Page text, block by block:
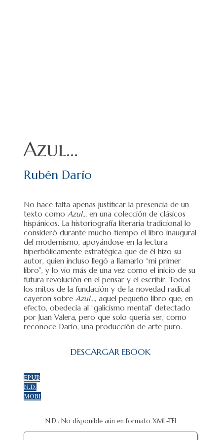
Azul…
Rubén Darío
No hace falta apenas justificar la presencia de un
texto como Azul… en una colección de clásicos
hispánicos. La historiografía literaria tradicional lo
consideró durante mucho tiempo el libro inaugural
del modernismo, apoyándose en la lectura
hiperbólicamente estratégica que de él hizo su
autor, quien incluso llegó a llamarlo “mi primer
libro”, y lo vio más de una vez como el inicio de su
futura revolución en el pensar y el escribir. Todos
los mitos de la fundación y de la novedad radical
cayeron sobre Azul…, aquel pequeño libro que, en
efecto, obedecía al “galicismo mental” detectado
por Juan Valera, pero que solo quería ser, como
reconoce Darío, una producción de arte puro.
DESCARGAR EBOOK
EPUB
N.D.
MOBI
N.D.: No disponible aún en formato XML-TEI